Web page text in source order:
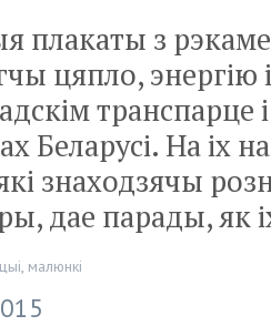
плакаты з
цяпло, энергію
транспарце
Беларусі. На іх
знаходзячы
дае парады, як
, малюнкі